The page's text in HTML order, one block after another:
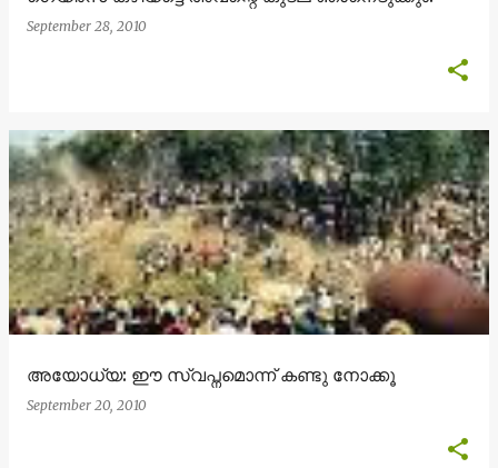
September 28, 2010
അയോധ്യ: ഈ സ്വപ്നമൊന്ന് കണ്ടു നോക്കൂ
September 20, 2010